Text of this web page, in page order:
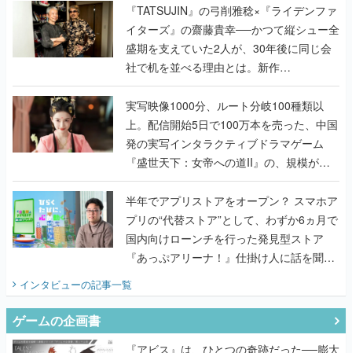
く
『TATSUJIN』の弓削雅稔×『ライデンファ
イターズ』の齋藤貴幸──かつて縦シュー全
盛期を支えていた2人が、30年後に同じ会
社で机を並べる理由とは。新作
『TATSUJIN EXTREME』で初タッグを組
んだレジェンド2人に訊く開発秘話
実写映像1000分、ルート分岐100種類以
上。配信開始5日で100万本を売った、中国
発の実写インタラクティブドラマゲーム
『盛世天下：女帝への道II』の、規模が違
うこだわりをプロデューサーに聞いた
半年でアプリストアをオープン？ スマホア
プリの“代替ストア”として、わずか6ヵ月で
国内向けローンチを行った発見型ストア
『あっぷアリーナ！』仕掛け人に話を聞い
てみた
インタビューの記事一覧
ゲームの企画書
『アビス』は、ひとつの奇跡だった──膨大